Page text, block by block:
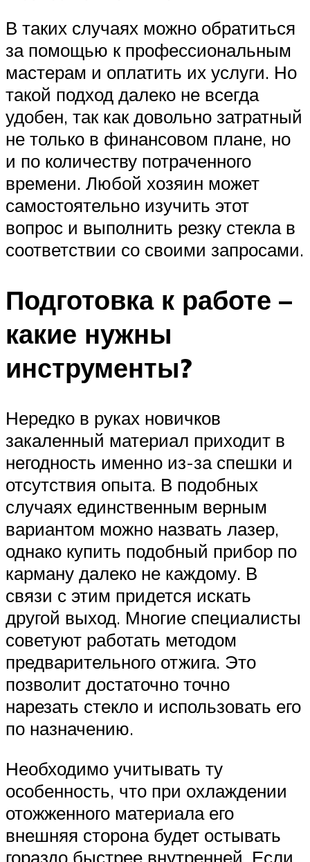
В таких случаях можно обратиться
за помощью к профессиональным
мастерам и оплатить их услуги. Но
такой подход далеко не всегда
удобен, так как довольно затратный
не только в финансовом плане, но
и по количеству потраченного
времени. Любой хозяин может
самостоятельно изучить этот
вопрос и выполнить резку стекла в
соответствии со своими запросами.
Подготовка к работе –
какие нужны
инструменты?
Нередко в руках новичков
закаленный материал приходит в
негодность именно из-за спешки и
отсутствия опыта. В подобных
случаях единственным верным
вариантом можно назвать лазер,
однако купить подобный прибор по
карману далеко не каждому. В
связи с этим придется искать
другой выход. Многие специалисты
советуют работать методом
предварительного отжига. Это
позволит достаточно точно
нарезать стекло и использовать его
по назначению.
Необходимо учитывать ту
особенность, что при охлаждении
отожженного материала его
внешняя сторона будет остывать
гораздо быстрее внутренней. Если